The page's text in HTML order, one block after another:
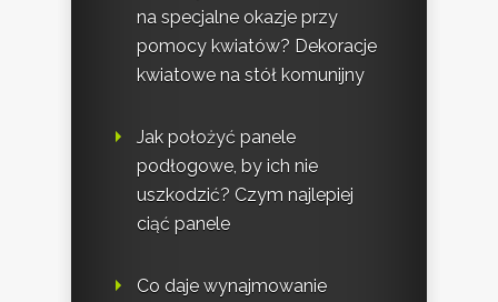
na specjalne okazje przy
pomocy kwiatów? Dekoracje
kwiatowe na stół komunijny
Jak położyć panele
podłogowe, by ich nie
uszkodzić? Czym najlepiej
ciąć panele
Co daje wynajmowanie